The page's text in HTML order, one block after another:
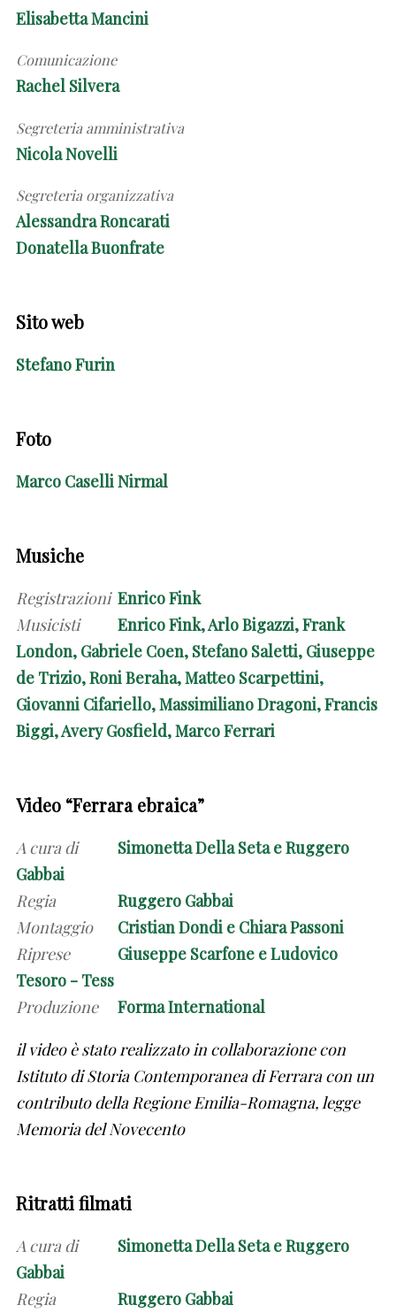
Elisabetta Mancini
Comunicazione
Rachel Silvera
Segreteria amministrativa
Nicola Novelli
Segreteria organizzativa
Alessandra Roncarati
Donatella Buonfrate
Sito web
Stefano Furin
Foto
Marco Caselli Nirmal
Musiche
Registrazioni Enrico Fink
Musicisti
Enrico Fink, Arlo Bigazzi, Frank
London, Gabriele Coen, Stefano Saletti, Giuseppe
de Trizio, Roni Beraha, Matteo Scarpettini,
Giovanni Cifariello, Massimiliano Dragoni, Francis
Biggi, Avery Gosfield, Marco Ferrari
Video “Ferrara ebraica”
A cura di
Simonetta Della Seta e Ruggero
Gabbai
Regia
Ruggero Gabbai
Montaggio
Cristian Dondi e Chiara Passoni
Riprese
Giuseppe Scarfone e Ludovico
Tesoro - Tess
Produzione
Forma International
il video è stato realizzato in collaborazione con
Istituto di Storia Contemporanea di Ferrara con un
contributo della Regione Emilia-Romagna, legge
Memoria del Novecento
Ritratti filmati
A cura di
Simonetta Della Seta e Ruggero
Gabbai
Regia
Ruggero Gabbai